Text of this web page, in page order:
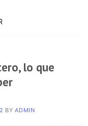
lo que
BY ADMIN